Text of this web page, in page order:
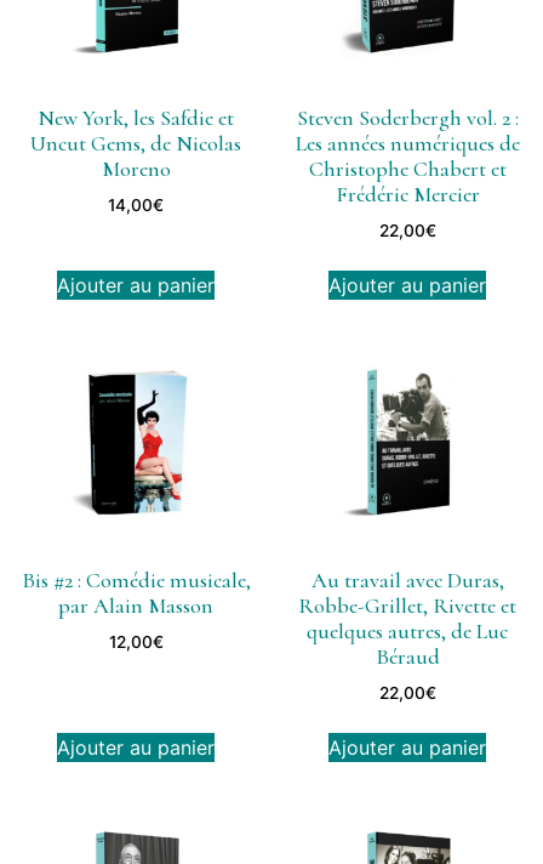
New York, les Safdie et
Uncut Gems, de Nicolas
Moreno
14,00€
Ajouter au panier
Steven Soderbergh vol. 2 :
Les années numériques de
Christophe Chabert et
Frédéric Mercier
22,00€
Ajouter au panier
Bis #2 : Comédie musicale,
par Alain Masson
12,00€
Ajouter au panier
Au travail avec Duras,
Robbe-Grillet, Rivette et
quelques autres, de Luc
Béraud
22,00€
Ajouter au panier